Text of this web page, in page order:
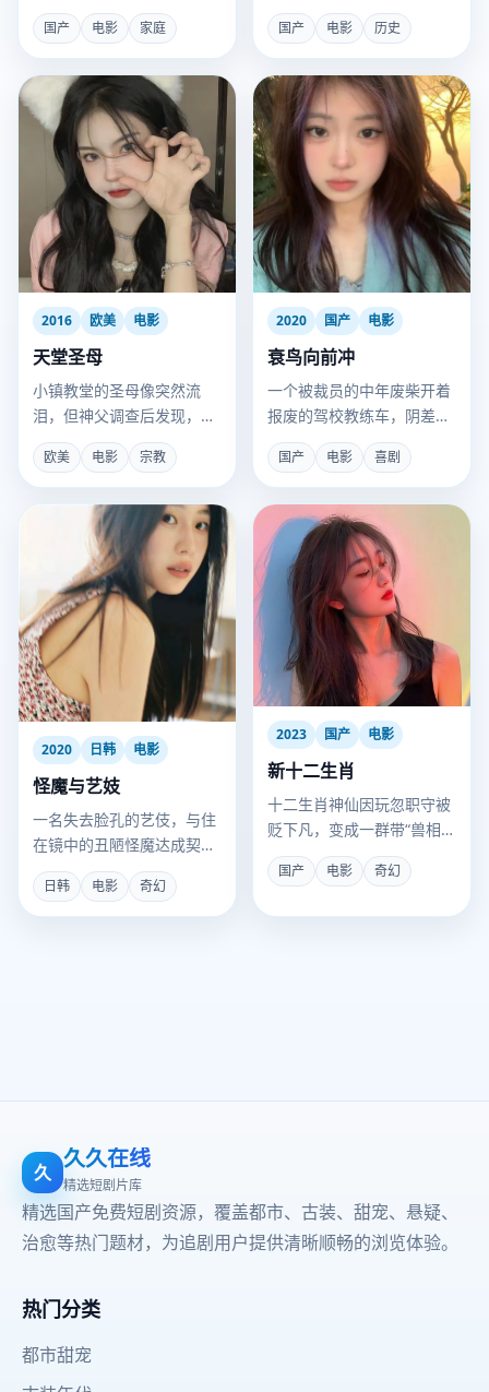
前的高中初恋。
国产 电影 家庭
铁骑的横行。
国产 电影 历史
2016 欧美 电影
天堂圣母
小镇教堂的圣母像突然流
泪，但神父调查后发现，眼
泪的成分是工业酸雨。
欧美 电影 宗教
2020 国产 电影
衰鸟向前冲
一个被裁员的中年废柴开着
报废的驾校教练车，阴差阳
错上了高速，后面追着三路
想杀他的人。
国产 电影 喜剧
2020 日韩 电影
怪魔与艺妓
一名失去脸孔的艺伎，与住
在镜中的丑陋怪魔达成契
约，用灵魂换回美貌复仇。
日韩 电影 奇幻
2023 国产 电影
新十二生肖
十二生肖神仙因玩忽职守被
贬下凡，变成一群带“兽相”
的普通人，他们要阻止一场
“无纪年”浩劫。
国产 电影 奇幻
久 久久在线
精选短剧片库
精选国产免费短剧资源，覆盖都市、古装、甜宠、悬疑、
治愈等热门题材，为追剧用户提供清晰顺畅的浏览体验。
热门分类
都市甜宠